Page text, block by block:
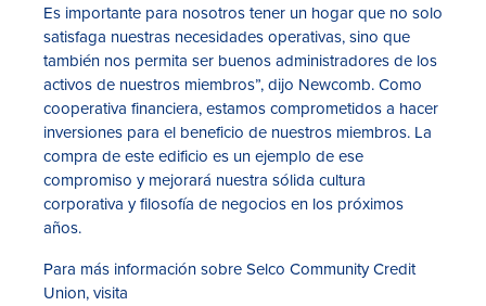
Es importante para nosotros tener un hogar que no solo
satisfaga nuestras necesidades operativas, sino que
también nos permita ser buenos administradores de los
activos de nuestros miembros”, dijo Newcomb. Como
cooperativa financiera, estamos comprometidos a hacer
inversiones para el beneficio de nuestros miembros. La
compra de este edificio es un ejemplo de ese
compromiso y mejorará nuestra sólida cultura
corporativa y filosofía de negocios en los próximos
años.
Para más información sobre Selco Community Credit
Union, visita